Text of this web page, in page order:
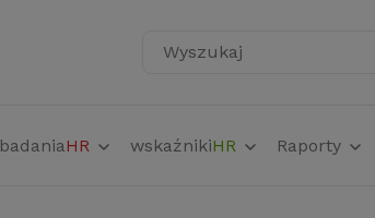
Wyszukaj
badaniaHR wskaźnikiHR Raporty